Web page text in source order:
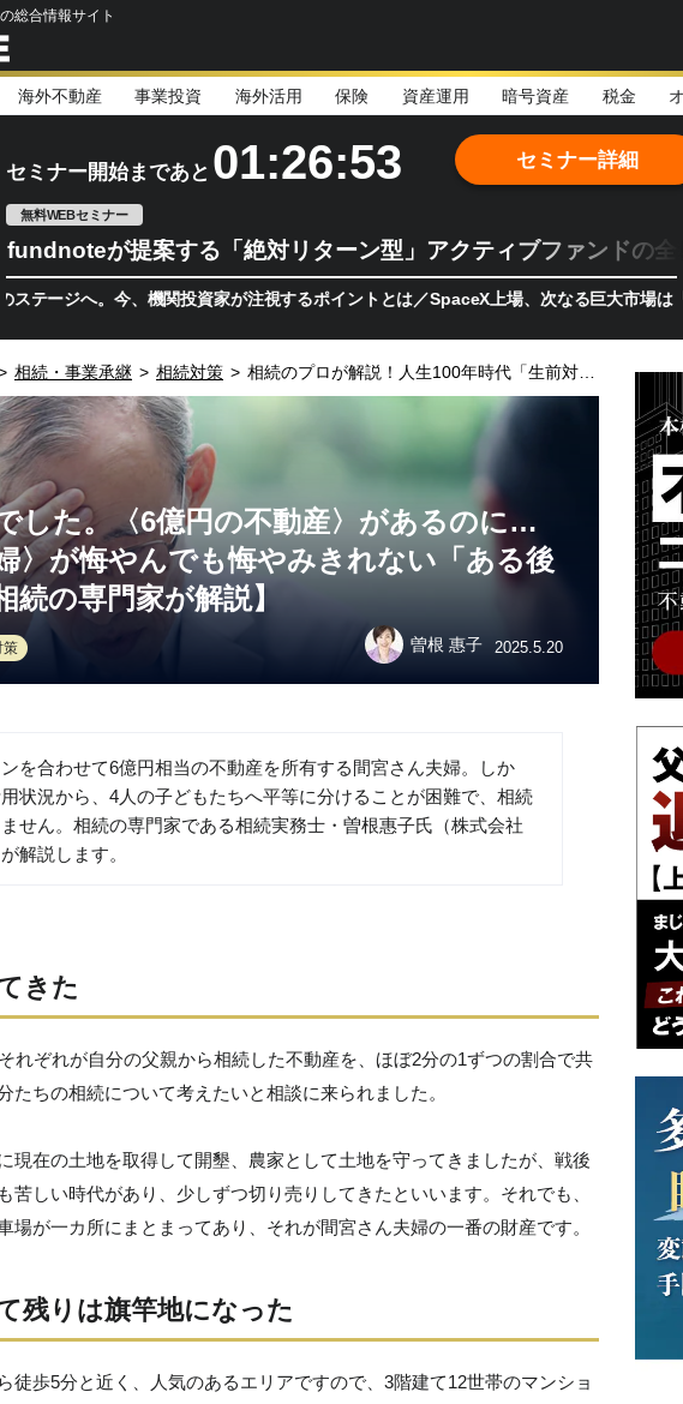
総合情報サイト
海外不動産 事業投資 海外活用 保険 資産運用 暗号資産 税金
セミナー開始まであと 01:26:51
無料WEBセミナー
fundnoteが提案する「絶対リターン型」アクティブファンドの全
へ。今、機関投資家が注視するポイントとは／SpaceX上場、次なる巨大市場は「宇宙
セミナー詳細
相続・事業承継 > 相続対策 >
した。〈6億円の不動産〉があるのに…
〉が悔やんでも悔やみきれない「ある後
続の専門家が解説】
策 曽根 惠子 2025.5.20
を合わせて6億円相当の不動産を所有する間宮さん夫婦。しか
状況から、4人の子どもたちへ平等に分けることが困難で、相続
せん。相続の専門家である相続実務士・曽根惠子氏（株式会社
解説します。
きた
れぞれが自分の父親から相続した不動産を、ほぼ2分の1ずつの割合で共
たちの相続について考えたいと相談に来られました。
現在の土地を取得して開墾、農家として土地を守ってきましたが、戦後
苦しい時代があり、少しずつ切り売りしてきたといいます。それでも、
場が一カ所にまとまってあり、それが間宮さん夫婦の一番の財産です。
残りは旗竿地になった
徒歩5分と近く、人気のあるエリアですので、3階建て12世帯のマンショ